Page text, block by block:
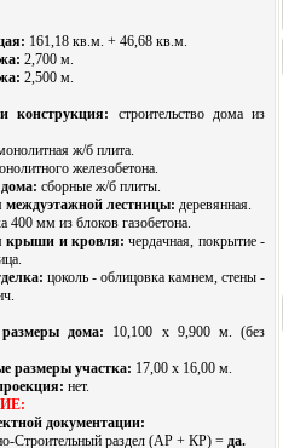
161,18 кв.м. + 46,68 кв.м.
2,700 м.
2,500 м.
конструкция:
строительство дома из
ж/б плита.
железобетона.
сборные ж/б плиты.
междуэтажной лестницы: деревянная.
400 мм из блоков газобетона.
крыши и кровля: чердачная, покрытие -
цоколь - облицовка камнем, стены -
дома: 10,100 х 9,900 м. (без
размеры участка: 17,00 x 16,00 м.
нет.
документации:
Строительный раздел (АР + КР) = да.